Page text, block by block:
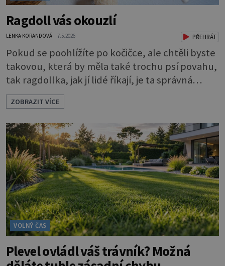
Ragdoll vás okouzlí
LENKA KORANDOVÁ 7.5.2026 PŘEHRÁT
Pokud se poohlížíte po kočičce, ale chtěli byste
takovou, která by měla také trochu psí povahu,
tak ragdollka, jak jí lidé říkají, je ta správná
volba. Ne nadarmo se jí říká také kočkopes. Má
krásné modré oči, které vás hned uhranou, a
jemný kožíšek. A je opravdu hodně veliká. To je
asi první dojem. Kocour může vážit až 10
kilogramů, kočička jen o něco méně. Dlouhá srst
a chlupatý oca
ZOBRAZIT VÍCE
VOLNÝ ČAS
Plevel ovládl váš trávník? Možná